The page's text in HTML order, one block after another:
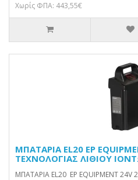
Χωρίς ΦΠΑ: 443,55€
ΜΠΑΤΑΡΙΑ EL20 EP
ΤΕΧΝΟΛΟΓΙΑΣ ΛΙΘΙΟΥ
ΜΠΑΤΑΡΙΑ EL20 EP EQUIPMENT